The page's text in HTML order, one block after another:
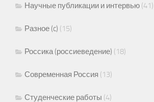
Научные публикации и интервью (41)
Разное (c) (15)
Россика (россиеведение) (18)
Современная Россия (13)
Студенческие работы (4)